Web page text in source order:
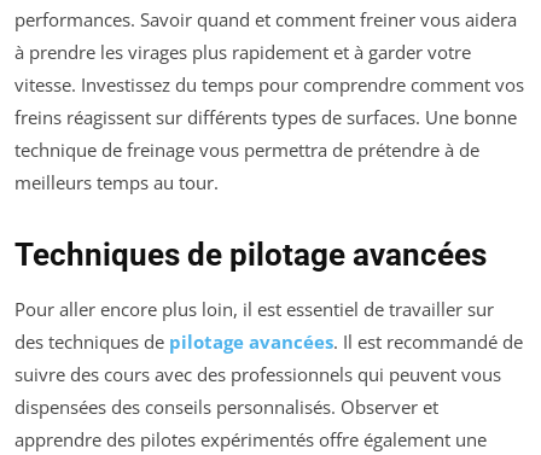
performances. Savoir quand et comment freiner vous aidera
à prendre les virages plus rapidement et à garder votre
vitesse. Investissez du temps pour comprendre comment vos
freins réagissent sur différents types de surfaces. Une bonne
technique de freinage vous permettra de prétendre à de
meilleurs temps au tour.
Techniques de pilotage avancées
Pour aller encore plus loin, il est essentiel de travailler sur
des techniques de pilotage avancées. Il est recommandé de
suivre des cours avec des professionnels qui peuvent vous
dispensées des conseils personnalisés. Observer et
apprendre des pilotes expérimentés offre également une